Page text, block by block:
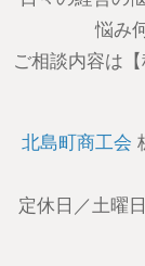
悩み
ご相談内容は
北島町商工会
定休日／土曜